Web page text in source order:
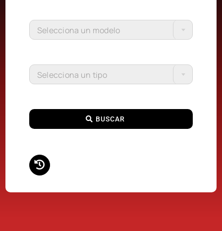
Selecciona un modelo
Selecciona un tipo
BUSCAR